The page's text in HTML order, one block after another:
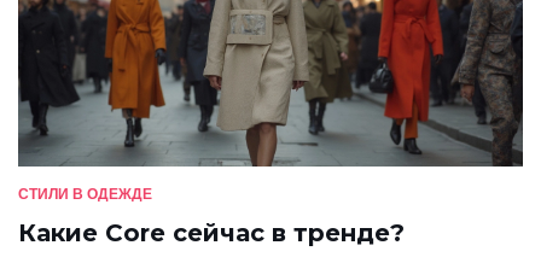
СТИЛИ В ОДЕЖДЕ
Какие Core сейчас в тренде?